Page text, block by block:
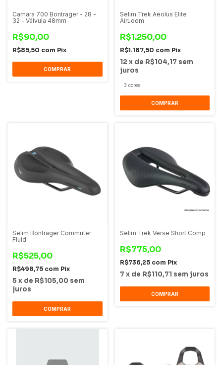
Camara 700 Bontrager - 28 -
32 - Válvula 48mm
R$90,00
R$85,50 com Pix
COMPRAR
Selim Trek Aeolus Elite
AirLoom
R$1.250,00
R$1.187,50 com Pix
12 x de R$104,17 sem
juros
3 cores
COMPRAR
Selim Bontrager Commuter
Fluid
R$525,00
R$498,75 com Pix
5 x de R$105,00 sem
juros
COMPRAR
Selim Trek Verse Short Comp
R$775,00
R$736,25 com Pix
7 x de R$110,71 sem juros
COMPRAR